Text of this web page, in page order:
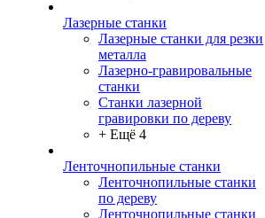
Лазерные станки
Лазерные станки для резки
металла
Лазерно-гравировальные
станки
Станки лазерной
гравировки по дереву
+ Ещё 4
Ленточнопильные станки
Ленточнопильные станки
по дереву
Ленточнопильные станки